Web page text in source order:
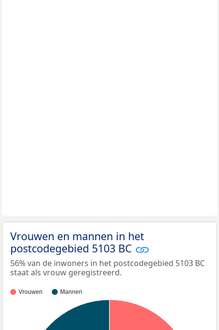
Vrouwen en mannen in het
postcodegebied 5103 BC
56% van de inwoners in het postcodegebied 5103 BC
staat als vrouw geregistreerd.
Vrouwen Mannen